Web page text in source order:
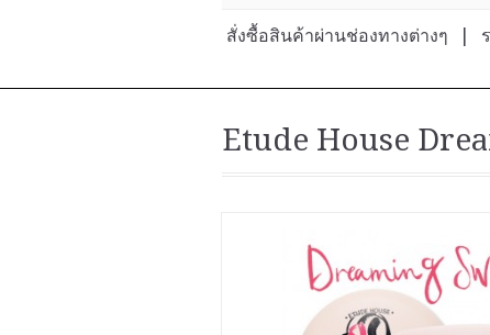
สั่งซื้อสินค้าผ่านช่องทางต่างๆ
Etude House